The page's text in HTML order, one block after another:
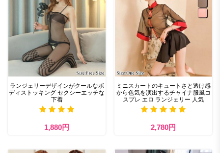
ランジェリーデザインがクールなボ
ディストッキング セクシーエッチな
下着
1,880円
ミニスカートのキュートさと透け感
から色気を演出するチャイナ服風コ
スプレ エロ ランジェリー 人気
2,780円